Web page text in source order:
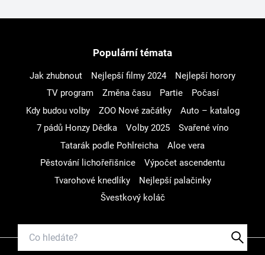
Populární témata
Jak zhubnout Nejlepší filmy 2024
Nejlepší horory
TV program
Změna času Partie
Počasí
Kdy budou volby
ZOO Nové začátky
Auto – katalog
7 pádů Honzy Dědka
Volby 2025
Svařené víno
Tatarák podle Pohlreicha
Aloe vera
Pěstování lichořeřišnice
Výpočet ascendentu
Tvarohové knedlíky
Nejlepší palačinky
Švestkový koláč